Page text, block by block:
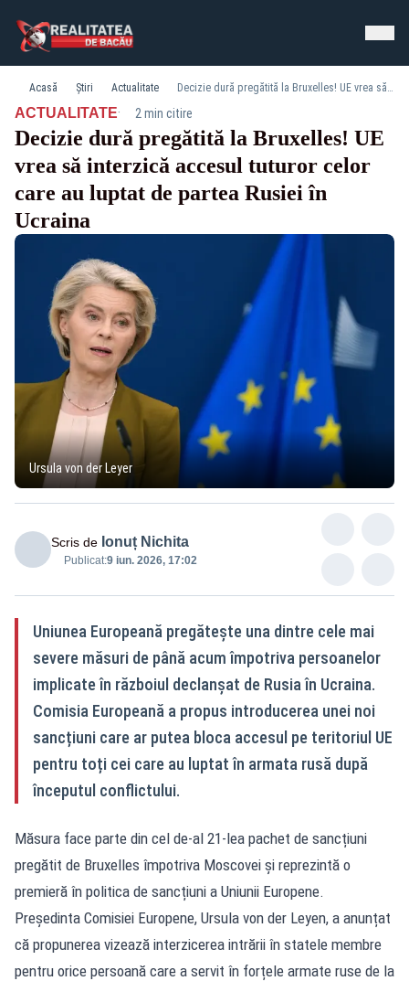
Acasă Știri Actualitate Decizie dură pregătită la Bruxelles! UE vrea să interzică accesul tuturor celor care au luptat de partea Rusiei în Ucraina
ACTUALITATE· 2 min citire
Decizie dură pregătită la Bruxelles! UE
vrea să interzică accesul tuturor celor
care au luptat de partea Rusiei în
Ucraina
Ursula von der Leyer
Scris de Ionuț Nichita
Publicat:9 iun. 2026, 17:02
Uniunea Europeană pregătește una dintre cele mai
severe măsuri de până acum împotriva persoanelor
implicate în războiul declanșat de Rusia în Ucraina.
Comisia Europeană a propus introducerea unei noi
sancțiuni care ar putea bloca accesul pe teritoriul UE
pentru toți cei care au luptat în armata rusă după
începutul conflictului.
Măsura face parte din cel de-al 21-lea pachet de sancțiuni
pregătit de Bruxelles împotriva Moscovei și reprezintă o
premieră în politica de sancțiuni a Uniunii Europene.
Președinta Comisiei Europene, Ursula von der Leyen, a anunțat
că propunerea vizează interzicerea intrării în statele membre
pentru orice persoană care a servit în forțele armate ruse de la